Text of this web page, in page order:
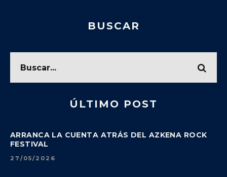
BUSCAR
ÚLTIMO POST
ARRANCA LA CUENTA ATRÁS DEL AZKENA ROCK
FESTIVAL
27/05/2026